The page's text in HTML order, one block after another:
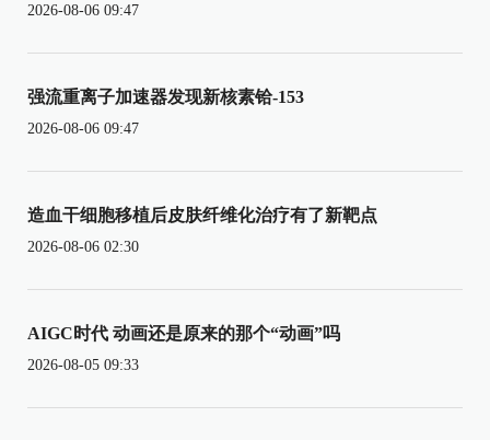
2026-08-06 09:47
强流重离子加速器发现新核素铪-153
2026-08-06 09:47
造血干细胞移植后皮肤纤维化治疗有了新靶点
2026-08-06 02:30
AIGC时代 动画还是原来的那个“动画”吗
2026-08-05 09:33